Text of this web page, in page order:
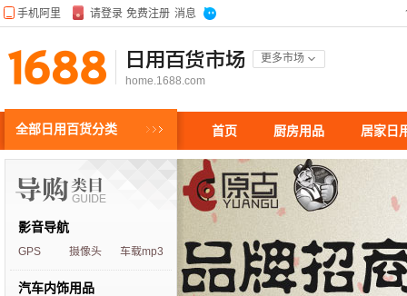
日用百货市场
更多市场
home.1688.com
全部日用百货分类 首页 厨房用品 居家日
影音导航
GPS 摄像头 车载mp3
汽车内饰用品